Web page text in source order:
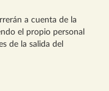
a cuenta de la
el propio personal
de la salida del